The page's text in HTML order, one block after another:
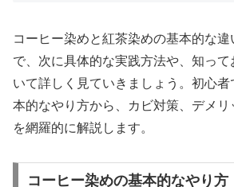
コーヒー染めと紅茶染めの基本的な
で、次に具体的な実践方法や、知っ
いて詳しく見ていきましょう。初心
本的なやり方から、カビ対策、デメ
を網羅的に解説します。
コーヒー染めの基本的なやり方